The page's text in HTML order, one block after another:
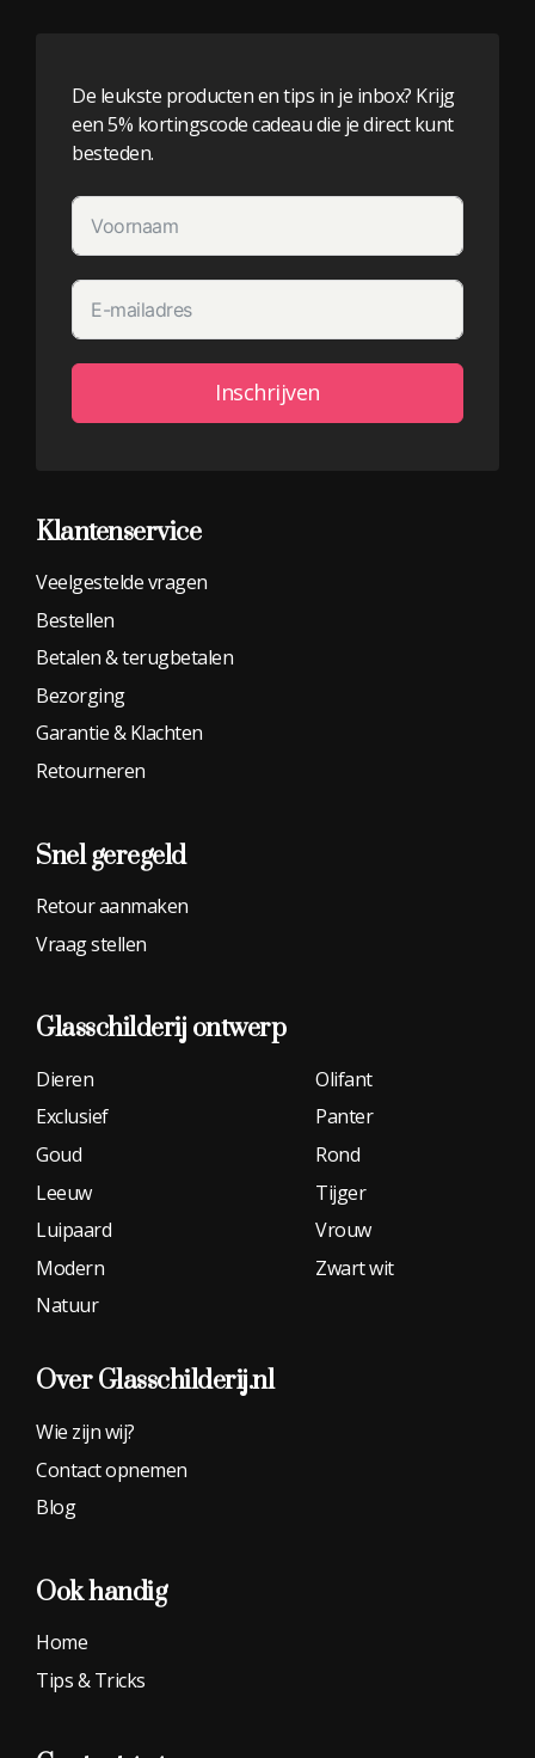
De leukste producten en tips in je inbox? Krijg
een 5% kortingscode cadeau die je direct kunt
besteden.
Inschrijven
Klantenservice
Veelgestelde vragen
Bestellen
Betalen & terugbetalen
Bezorging
Garantie & Klachten
Retourneren
Snel geregeld
Retour aanmaken
Vraag stellen
Glasschilderij ontwerp
Dieren
Exclusief
Goud
Leeuw
Luipaard
Modern
Natuur
Olifant
Panter
Rond
Tijger
Vrouw
Zwart wit
Over Glasschilderij.nl
Wie zijn wij?
Contact opnemen
Blog
Ook handig
Home
Tips & Tricks